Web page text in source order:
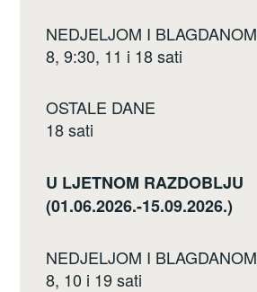
NEDJELJOM I BLAGDANOM
8, 9:30, 11 i 18 sati
OSTALE DANE
18 sati
U LJETNOM RAZDOBLJU
(01.06.2026.-15.09.2026.)
NEDJELJOM I BLAGDANOM
8, 10 i 19 sati